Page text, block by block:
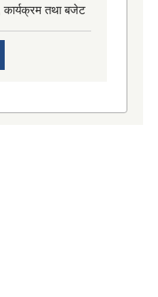
कार्यक्रम तथा बजेट